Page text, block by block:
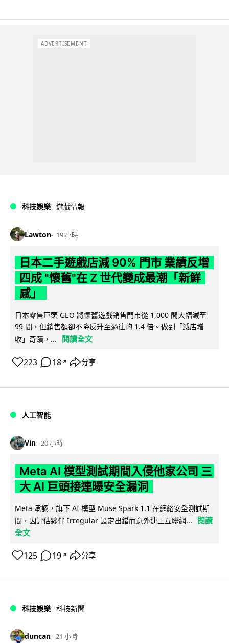
ADVERTISEMENT
科技娛樂 遊戲情報
Lawton 19 小時
日本二手遊戲店減 90% 門市 業績反增
四成 "懷舊"在 Z 世代變成最潮「新鮮
感」
日本零售巨頭 GEO 將懷舊遊戲銷售門市從 1,000 間大幅減至
99 間，但銷售額卻不降反升至過往的 1.4 倍。做到「減店增
收」奇蹟，...
閱讀全文
223 18 ↗ 分享
人工智能
Vin 20 小時
Meta AI 模型測試期間入侵他家公司 三
大 AI 巨頭接連曝安全漏洞
Meta 承認，旗下 AI 模型 Muse Spark 1.1 在網絡安全測試期
間，因評估夥伴 Irregular 設定出錯而意外連上互聯網...
閱讀
全文
125 19 ↗ 分享
科技娛樂 科技新聞
duncan 21 小時